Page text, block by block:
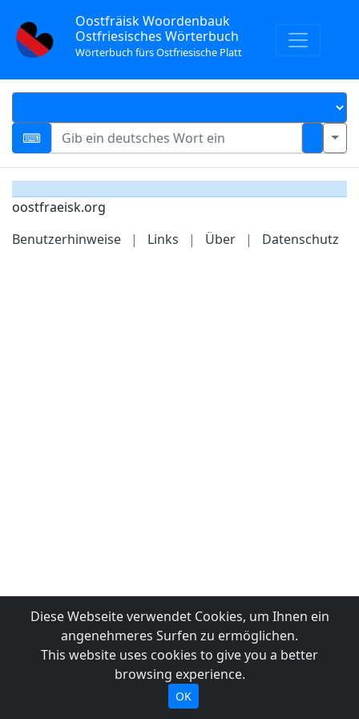
Oostfräisk Woordenbauk
Ostfriesisches Wörterbuch
Wörterbuch fürs Ostfriesische Platt
oostfraeisk.org
Benutzerhinweise
| Links | Über | Datenschutz
Diese Webseite verwendet Cookies, um Ihnen ein
angenehmeres Surfen zu ermöglichen.
This website uses cookies to give you a better
browsing experience.
OK